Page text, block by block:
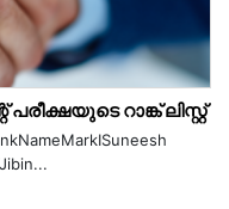
റാങ്ക് ലിസ്റ്റ്